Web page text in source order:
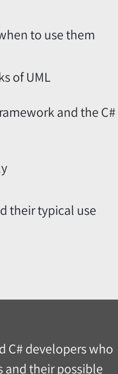
to use them
of UML
and the C#
their typical use
C# developers who
and their possible